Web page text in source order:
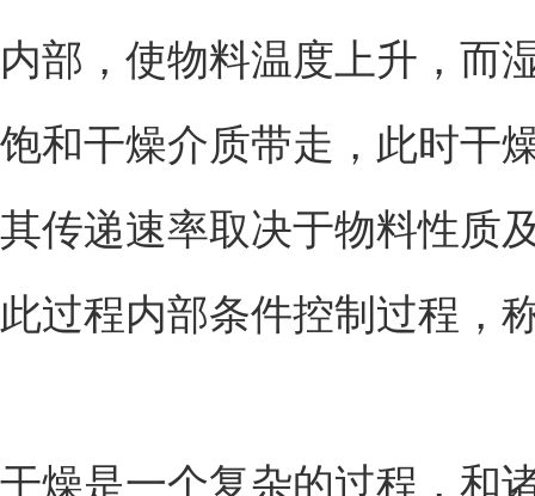
内部，使物料温度上升，而
饱和干燥介质带走，此时干
其传递速率取决于物料性质
此过程内部条件控制过程，
干燥是一个复杂的过程，和